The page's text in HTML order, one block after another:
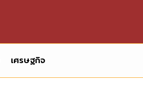
เศรษฐกิจ